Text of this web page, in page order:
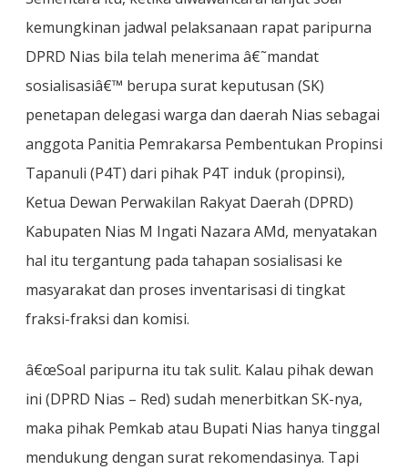
kemungkinan jadwal pelaksanaan rapat paripurna
DPRD Nias bila telah menerima â€˜mandat
sosialisasiâ€™ berupa surat keputusan (SK)
penetapan delegasi warga dan daerah Nias sebagai
anggota Panitia Pemrakarsa Pembentukan Propinsi
Tapanuli (P4T) dari pihak P4T induk (propinsi),
Ketua Dewan Perwakilan Rakyat Daerah (DPRD)
Kabupaten Nias M Ingati Nazara AMd, menyatakan
hal itu tergantung pada tahapan sosialisasi ke
masyarakat dan proses inventarisasi di tingkat
fraksi-fraksi dan komisi.
â€œSoal paripurna itu tak sulit. Kalau pihak dewan
ini (DPRD Nias – Red) sudah menerbitkan SK-nya,
maka pihak Pemkab atau Bupati Nias hanya tinggal
mendukung dengan surat rekomendasinya. Tapi